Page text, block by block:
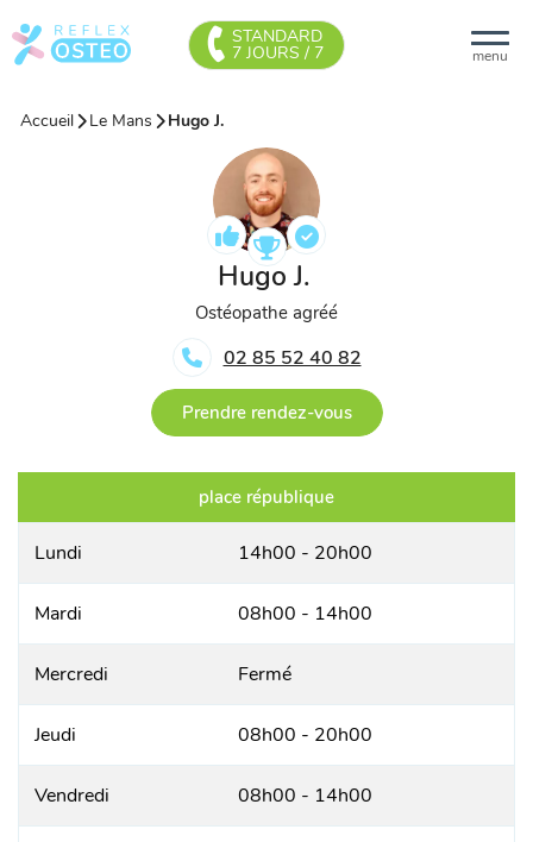
menu
STANDARD
7 JOURS / 7
Accueil Le Mans Hugo J.
Hugo J.
Ostéopathe agréé
02 85 52 40 82
Prendre rendez-vous
place république
Lundi 14h00 - 20h00
Mardi 08h00 - 14h00
Mercredi Fermé
Jeudi 08h00 - 20h00
Vendredi 08h00 - 14h00